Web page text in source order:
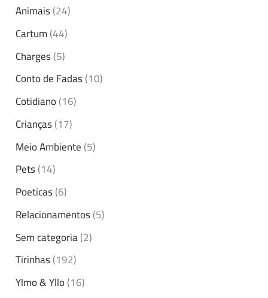
Animais(24)
Cartum(44)
Charges(5)
Conto de Fadas(10)
Cotidiano(16)
Crianças(17)
Meio Ambiente(5)
Pets(14)
Poeticas(6)
Relacionamentos(5)
Sem categoria(2)
Tirinhas(192)
Ylmo & Yllo(16)